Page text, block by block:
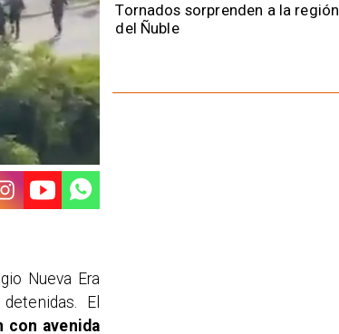
Tornados sorprenden a la región
del Ñuble
Nueva Era
El
con avenida